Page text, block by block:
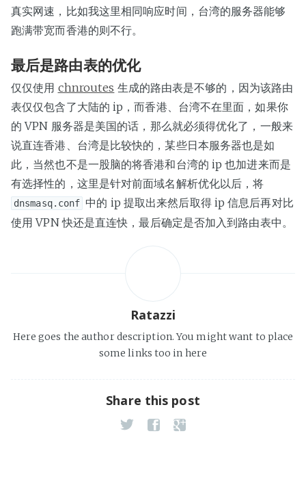
真实网速，比如我这里相同响应时间，台湾的服务器能够
跑满带宽而香港的则不行。
最后是路由表的优化
仅仅使用 chnroutes 生成的路由表是不够的，因为该路由
表仅仅包含了大陆的 ip，而香港、台湾不在里面，如果你
的 VPN 服务器是美国的话，那么就必须得优化了，一般来
说直连香港、台湾是比较快的，某些日本服务器也是如
此，当然也不是一股脑的将香港和台湾的 ip 也加进来而是
有选择性的，这里是针对前面域名解析优化以后，将
dnsmasq.conf 中的 ip 提取出来然后取得 ip 信息后再对比
使用 VPN 快还是直连快，最后确定是否加入到路由表中。
Ratazzi
Here goes the author description. You might want to place
some links too in here
Share this post